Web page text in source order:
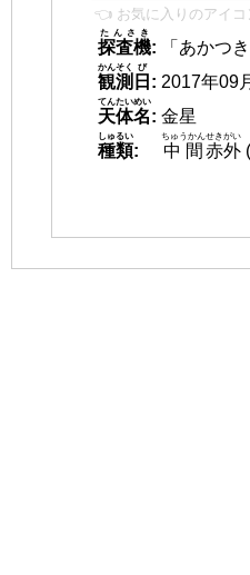
👈 お気に入りのアイコ
探査機
たんさき
:
「あかつき
観測
かんそく
日
び
: 2017年09
天体名
てんたいめい
: 金星
種類
しゅるい
: 中間
ちゅうかん
赤外
せきがい